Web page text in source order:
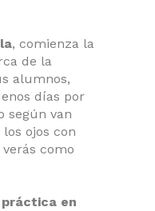
, comienza la
de la
alumnos,
días por
según van
ojos con
como
en